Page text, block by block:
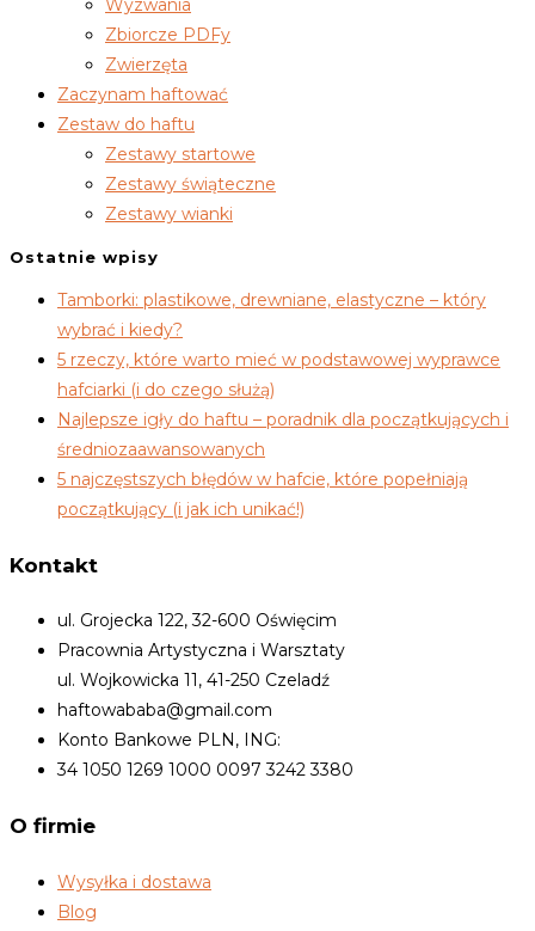
Wyzwania
Zbiorcze PDFy
Zwierzęta
Zaczynam haftować
Zestaw do haftu
Zestawy startowe
Zestawy świąteczne
Zestawy wianki
Ostatnie wpisy
Tamborki: plastikowe, drewniane, elastyczne – który
wybrać i kiedy?
5 rzeczy, które warto mieć w podstawowej wyprawce
hafciarki (i do czego służą)
Najlepsze igły do haftu – poradnik dla początkujących i
średniozaawansowanych
5 najczęstszych błędów w hafcie, które popełniają
początkujący (i jak ich unikać!)
Kontakt
ul. Grojecka 122, 32-600 Oświęcim
Pracownia Artystyczna i Warsztaty
ul. Wojkowicka 11, 41-250 Czeladź
haftowababa@gmail.com
Konto Bankowe PLN, ING:
34 1050 1269 1000 0097 3242 3380
O firmie
Wysyłka i dostawa
Blog